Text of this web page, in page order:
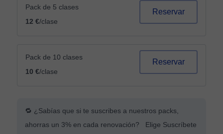
Pack de 5 clases
12 €/clase
Reservar
Pack de 10 clases
10 €/clase
Reservar
🔁 ¿Sabías que si te suscribes a nuestros packs,
ahorras un 3% en cada renovación? Elige Suscríbete